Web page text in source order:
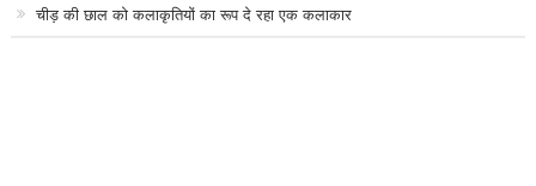
चीड़ की छाल को कलाकृतियों का रूप दे रहा एक कलाकार